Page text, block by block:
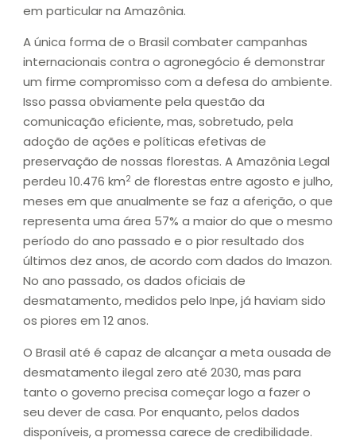
em particular na Amazônia.
A única forma de o Brasil combater campanhas
internacionais contra o agronegócio é demonstrar
um firme compromisso com a defesa do ambiente.
Isso passa obviamente pela questão da
comunicação eficiente, mas, sobretudo, pela
adoção de ações e políticas efetivas de
preservação de nossas florestas. A Amazônia Legal
perdeu 10.476 km2 de florestas entre agosto e julho,
meses em que anualmente se faz a aferição, o que
representa uma área 57% a maior do que o mesmo
período do ano passado e o pior resultado dos
últimos dez anos, de acordo com dados do Imazon.
No ano passado, os dados oficiais de
desmatamento, medidos pelo Inpe, já haviam sido
os piores em 12 anos.
O Brasil até é capaz de alcançar a meta ousada de
desmatamento ilegal zero até 2030, mas para
tanto o governo precisa começar logo a fazer o
seu dever de casa. Por enquanto, pelos dados
disponíveis, a promessa carece de credibilidade.